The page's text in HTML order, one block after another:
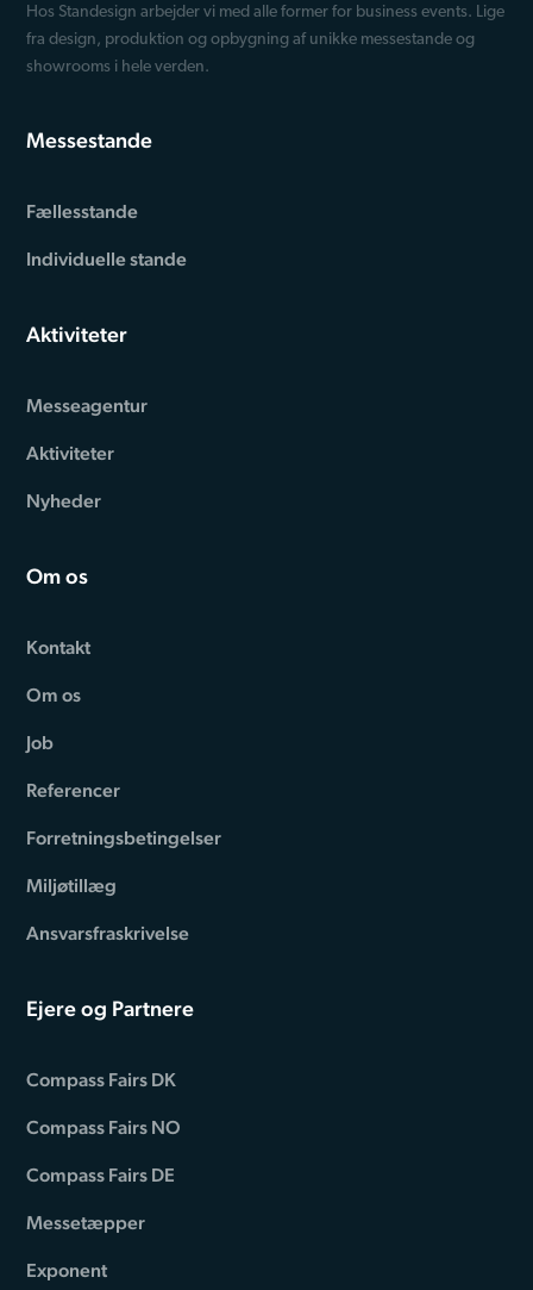
Hos Standesign arbejder vi med alle former for business events. Lige
fra design, produktion og opbygning af unikke messestande og
showrooms i hele verden.
Messestande
Fællesstande
Individuelle stande
Aktiviteter
Messeagentur
Aktiviteter
Nyheder
Om os
Kontakt
Om os
Job
Referencer
Forretningsbetingelser
Miljøtillæg
Ansvarsfraskrivelse
Ejere og Partnere
Compass Fairs DK
Compass Fairs NO
Compass Fairs DE
Messetæpper
Exponent